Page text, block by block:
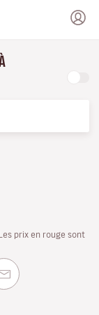
prix en rouge sont